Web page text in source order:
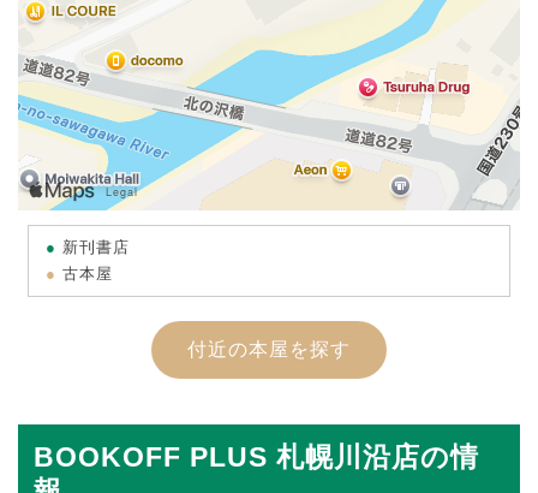
新刊書店
古本屋
付近の本屋を探す
BOOKOFF PLUS 札幌川沿店の情